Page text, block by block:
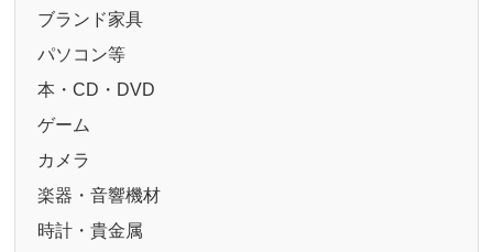
ブランド家具
パソコン等
本・CD・DVD
ゲーム
カメラ
楽器・音響機材
時計・貴金属